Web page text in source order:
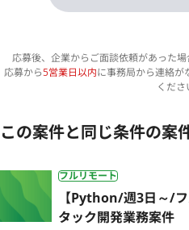
応募後、企業からご面談依頼があった場
応募から5営業日以内に事務局から連絡が
くださ
この案件と同じ条件の案
フルリモート
【Python/週3日～/
タック開発業務案件